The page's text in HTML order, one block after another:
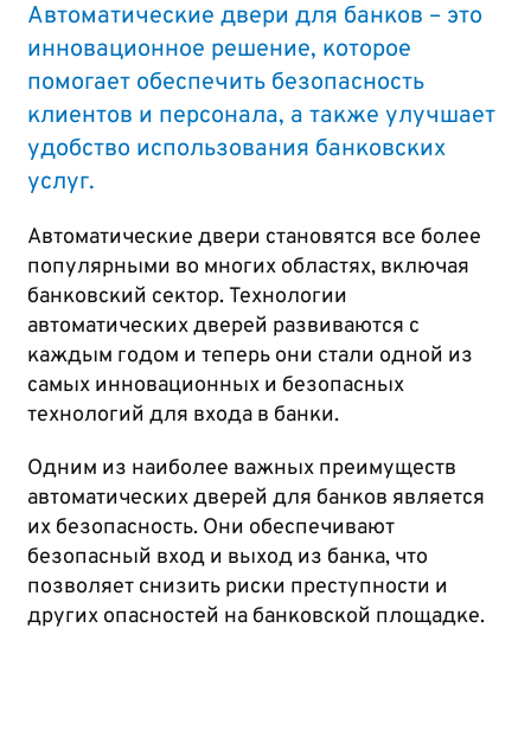
Автоматические двери для банков – это
инновационное решение, которое
помогает обеспечить безопасность
клиентов и персонала, а также улучшает
удобство использования банковских
услуг.
Автоматические двери становятся все более
популярными во многих областях, включая
банковский сектор. Технологии
автоматических дверей развиваются с
каждым годом и теперь они стали одной из
самых инновационных и безопасных
технологий для входа в банки.
Одним из наиболее важных преимуществ
автоматических дверей для банков является
их безопасность. Они обеспечивают
безопасный вход и выход из банка, что
позволяет снизить риски преступности и
других опасностей на банковской площадке.